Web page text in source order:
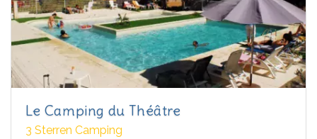
Le Camping du Théâtre
3 Sterren Camping